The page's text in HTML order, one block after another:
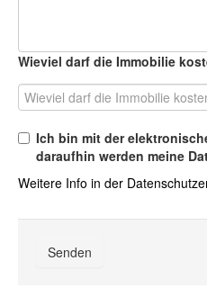
Wieviel darf die Immobilie
Ich bin mit der
daraufhin werden meine
Weitere Info in der